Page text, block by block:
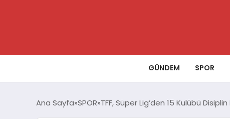
GÜNDEM SPOR
Ana Sayfa SPOR TFF, Süper Lig’den 15 Kulübü